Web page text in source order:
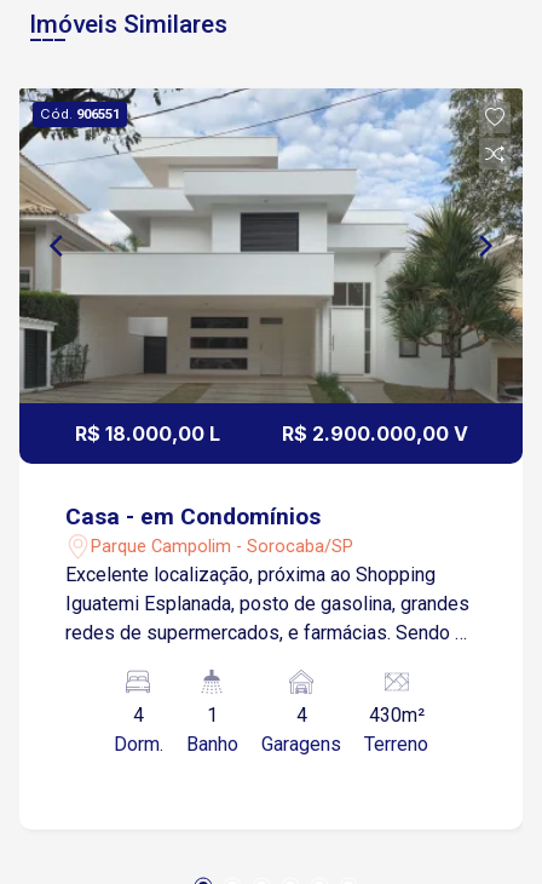
Imóveis Similares
Cód. 906551
R$ 18.000,00 L R$ 2.900.000,00 V
Casa - em Condomínios
Parque Campolim - Sorocaba/SP
Excelente localização, próxima ao Shopping
Iguatemi Esplanada, posto de gasolina, grandes
redes de supermercados, e farmácias. Sendo 4
sala 2 ambientes, cozinha com móveis
planejados, varanda gourmet, área gourmet com
churrasqueira e piscina, e 4 vagas de garagem,
4
Dorm.
1
Banho
4
Garagens
430m²
Terreno